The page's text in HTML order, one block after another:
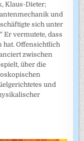
Klaus-Dieter;
und
sich unter
Er vermutete, dass
hat. Offensichtlich
zwischen
über die
und